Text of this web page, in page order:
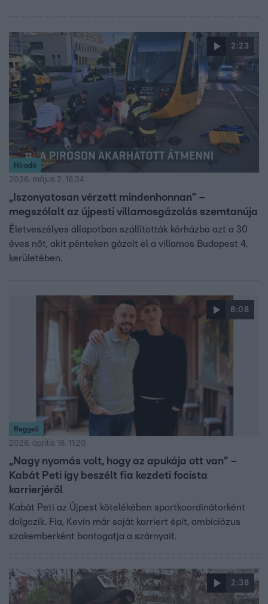
2:23
Híradó
2026. május 2. 16:34
„Iszonyatosan vérzett mindenhonnan” –
megszólalt az újpesti villamosgázolás szemtanúja
Életveszélyes állapotban szállították kórházba azt a 30
éves nőt, akit pénteken gázolt el a villamos Budapest 4.
kerületében.
8:08
Reggeli
2026. április 16. 11:20
„Nagy nyomás volt, hogy az apukája ott van” –
Kabát Peti így beszélt fia kezdeti focista
karrierjéről
Kabát Peti az Újpest kötelékében sportkoordinátorként
dolgozik. Fia, Kevin már saját karriert épít, ambiciózus
szakemberként bontogatja a szárnyait.
2:38